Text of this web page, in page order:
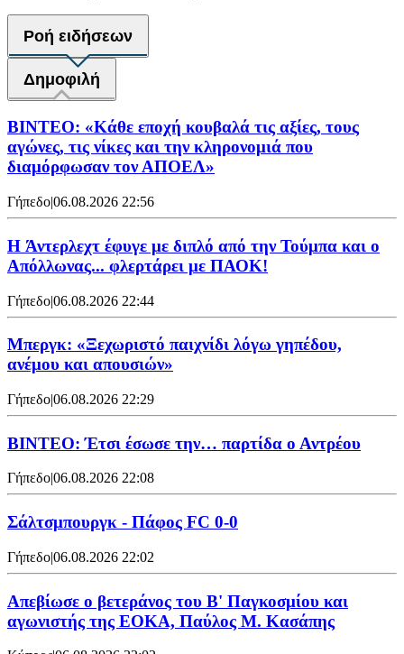
Ροή ειδήσεων
Δημοφιλή
ΒΙΝΤΕΟ: «Κάθε εποχή κουβαλά τις αξίες, τους
αγώνες, τις νίκες και την κληρονομιά που
διαμόρφωσαν τον ΑΠΟΕΛ»
Γήπεδο|06.08.2026 22:56
H Άντερλεχτ έφυγε με διπλό από την Τούμπα και ο
Απόλλωνας... φλερτάρει με ΠΑΟΚ!
Γήπεδο|06.08.2026 22:44
Μπεργκ: «Ξεχωριστό παιχνίδι λόγω γηπέδου,
ανέμου και απουσιών»
Γήπεδο|06.08.2026 22:29
ΒΙΝΤΕΟ: Έτσι έσωσε την… παρτίδα ο Αντρέου
Γήπεδο|06.08.2026 22:08
Σάλτσμπουργκ - Πάφος FC 0-0
Γήπεδο|06.08.2026 22:02
Απεβίωσε ο βετεράνος του Β' Παγκοσμίου και
αγωνιστής της ΕΟΚΑ, Παύλος Μ. Κασάπης